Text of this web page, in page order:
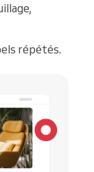
répétés.